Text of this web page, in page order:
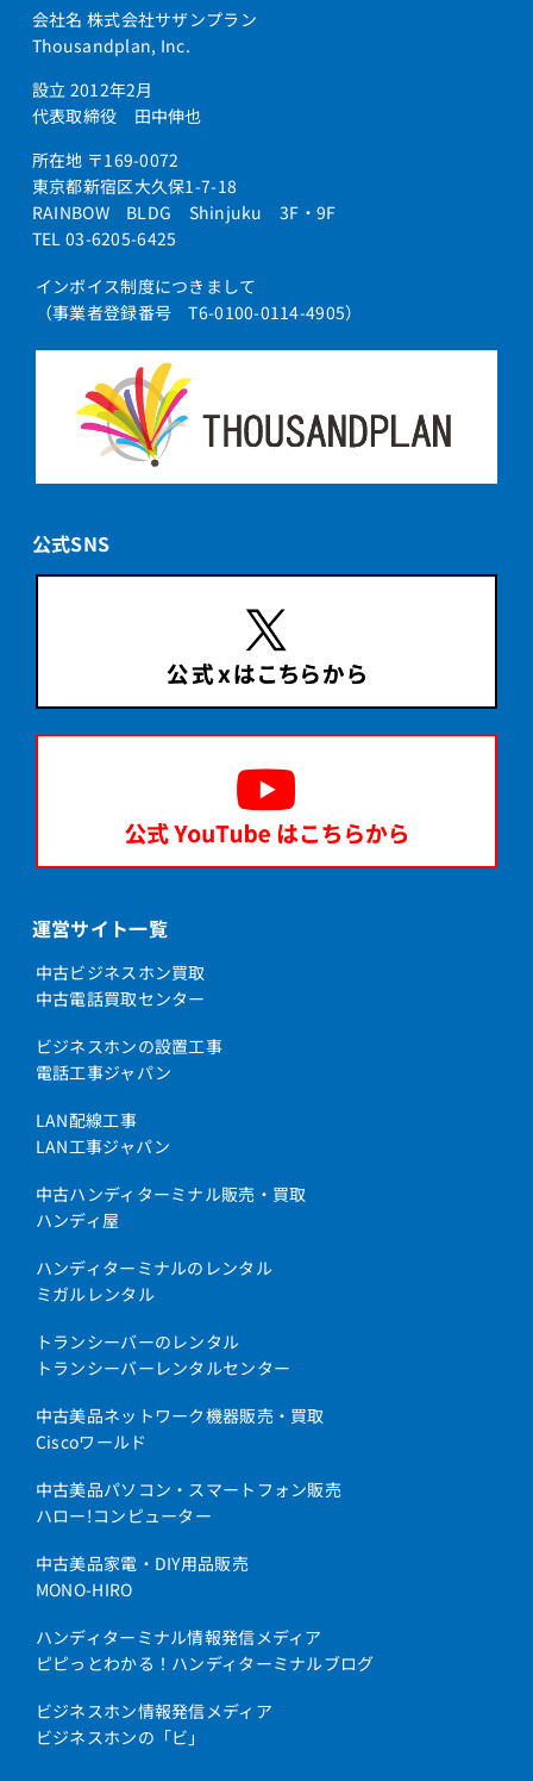
会社名 株式会社サザンプラン
Thousandplan, Inc.
設立 2012年2月
代表取締役 田中伸也
所在地 〒169-0072
東京都新宿区大久保1-7-18
RAINBOW BLDG Shinjuku 3F・9F
TEL 03-6205-6425
インボイス制度につきまして
（事業者登録番号 T6-0100-0114-4905）
公式SNS
運営サイト一覧
中古ビジネスホン買取
中古電話買取センター
ビジネスホンの設置工事
電話工事ジャパン
LAN配線工事
LAN工事ジャパン
中古ハンディターミナル販売・買取
ハンディ屋
ハンディターミナルのレンタル
ミガルレンタル
トランシーバーのレンタル
トランシーバーレンタルセンター
中古美品ネットワーク機器販売・買取
Ciscoワールド
中古美品パソコン・スマートフォン販売
ハロー!コンピューター
中古美品家電・DIY用品販売
MONO-HIRO
ハンディターミナル情報発信メディア
ピピっとわかる！ハンディターミナルブログ
ビジネスホン情報発信メディア
ビジネスホンの「ビ」